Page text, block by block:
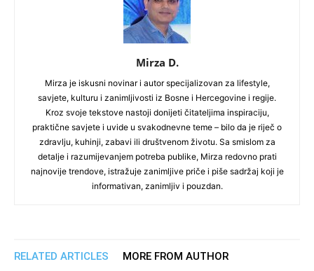
Mirza D.
Mirza je iskusni novinar i autor specijalizovan za lifestyle,
savjete, kulturu i zanimljivosti iz Bosne i Hercegovine i regije.
Kroz svoje tekstove nastoji donijeti čitateljima inspiraciju,
praktične savjete i uvide u svakodnevne teme – bilo da je riječ o
zdravlju, kuhinji, zabavi ili društvenom životu. Sa smislom za
detalje i razumijevanjem potreba publike, Mirza redovno prati
najnovije trendove, istražuje zanimljive priče i piše sadržaj koji je
informativan, zanimljiv i pouzdan.
RELATED ARTICLES MORE FROM AUTHOR